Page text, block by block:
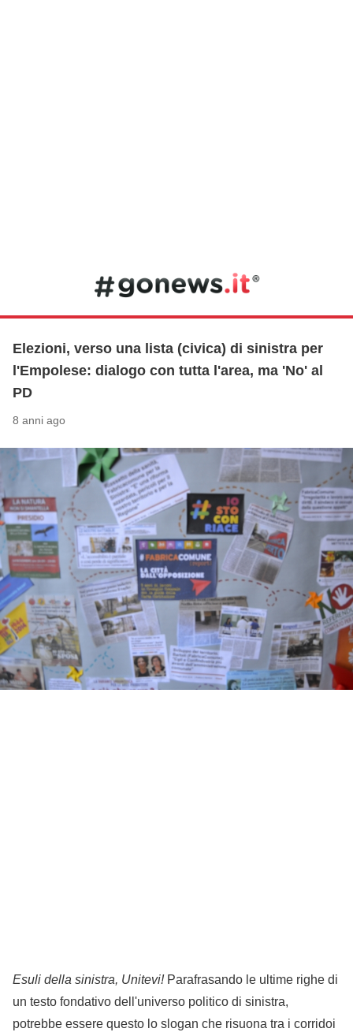
Elezioni, verso una lista (civica) di sinistra per
l'Empolese: dialogo con tutta l'area, ma 'No' al
PD
8 anni ago
Esuli della sinistra, Unitevi!Parafrasando le ultime righe di
un testo fondativo dell'universo politico di sinistra,
potrebbe essere questo lo slogan che risuona tra i corridoi